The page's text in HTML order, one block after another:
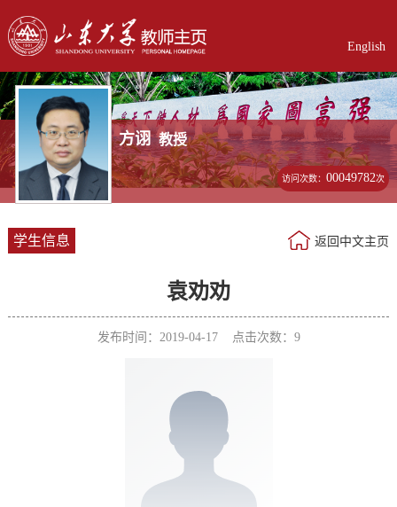
English
方诩 教授
访问次数：00049782次
学生信息 返回中文主页
袁劝劝
发布时间：2019-04-17 点击次数： 9